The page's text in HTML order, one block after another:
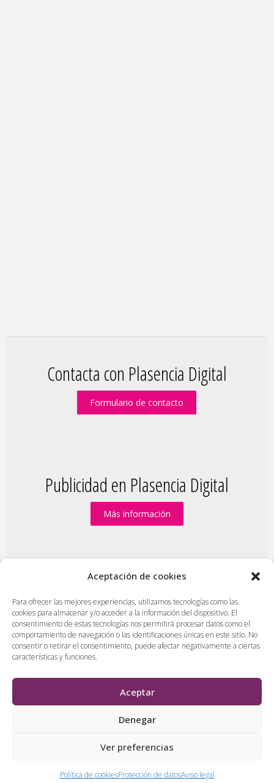
Aceptación de cookies
Para ofrecer las mejores experiencias, utilizamos tecnologías como las
cookies para almacenar y/o acceder a la información del dispositivo. El
consentimiento de estas tecnologías nos permitirá procesar datos como el
comportamiento de navegación o las identificaciones únicas en este sitio. No
consentir o retirar el consentimiento, puede afectar negativamente a ciertas
características y funciones.
Aceptar
Denegar
Ver preferencias
Política de cookiesProtección de datosAviso legal
Contacta con Plasencia Digital
Formulario de contacto
Publicidad en Plasencia Digital
Más información
PlasenciaDigital.com | Formulario de contacto
Publicidad en Plasencia Digital
|
Política de cookies (UE)
| Protección de datos
Aviso legal
| Diseño web en Plasencia
por los administradores antes de ser publicado. No se aceptarán
personas, lugares o empresas.